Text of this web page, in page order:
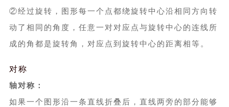
②经过旋转，图形每一个点都绕旋转中心沿相同方向转
动了相同的角度，任意一对对应点与旋转中心的连线所
成的角都是旋转角，对应点到旋转中心的距离相等。
对称
轴对称：
如果一个图形沿一条直线折叠后，直线两旁的部分能够